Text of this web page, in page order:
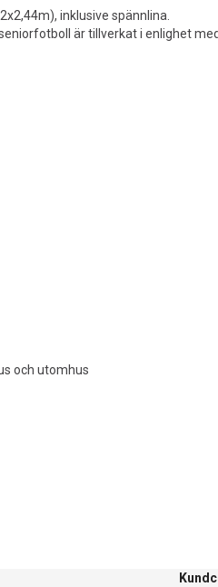
inklusive spännlina.
är tillverkat i enlighet med
och utomhus